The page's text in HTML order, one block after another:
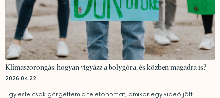
Klímaszorongás: hogyan vigyázz a bolygóra, és közben magadra is?
2026.04.22.
Egy este csak görgettem a telefonomat, amikor egy videó jött